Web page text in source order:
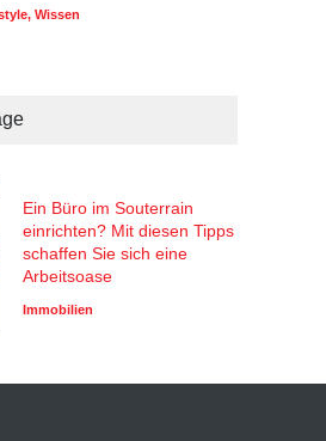
, Wissen
Ein Büro im Souterrain
einrichten? Mit diesen Tipps
schaffen Sie sich eine
Arbeitsoase
Immobilien